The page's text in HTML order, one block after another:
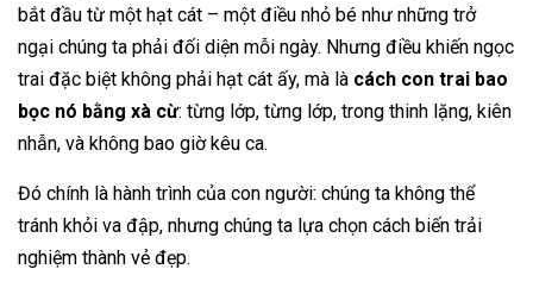
bắt đầu từ một hạt cát – một điều nhỏ bé như những trở
ngại chúng ta phải đối diện mỗi ngày. Nhưng điều khiến ngọc
trai đặc biệt không phải hạt cát ấy, mà là cách con trai bao
bọc nó bằng xà cừ: từng lớp, từng lớp, trong thinh lặng, kiên
nhẫn, và không bao giờ kêu ca.
Đó chính là hành trình của con người: chúng ta không thể
tránh khỏi va đập, nhưng chúng ta lựa chọn cách biến trải
nghiệm thành vẻ đẹp.